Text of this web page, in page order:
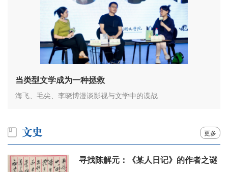
当类型文学成为一种拯救
海飞、毛尖、李晓博漫谈影视与文学中的谍战
更多
寻找陈解元：《某人日记》的作者之谜